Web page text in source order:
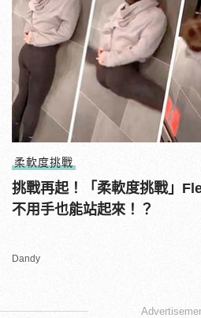
柔軟度挑戰
挑戰再起！「柔軟度挑戰」
不用手也能站起來！？
Dandy